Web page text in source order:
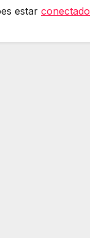
estar conectado